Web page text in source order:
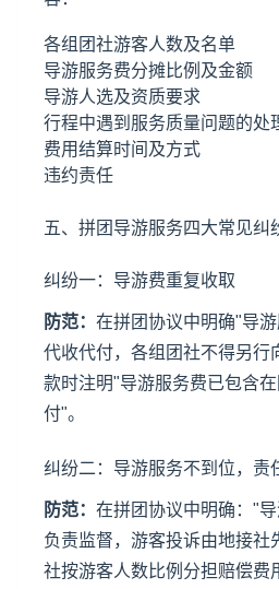
各组团社游客人数及名单
导游服务费分摊比例及金额
导游人选及资质要求
行程中遇到服务质量问题的处
费用结算时间及方式
违约责任
五、拼团导游服务四大常见纠
纠纷一：导游费重复收取
防范： 在拼团协议中明确"导
代收代付，各组团社不得另行
款时注明"导游服务费已包含
付"。
纠纷二：导游服务不到位，责
防范： 在拼团协议中明确："
负责监督，游客投诉由地接社
社按游客人数比例分担赔偿费